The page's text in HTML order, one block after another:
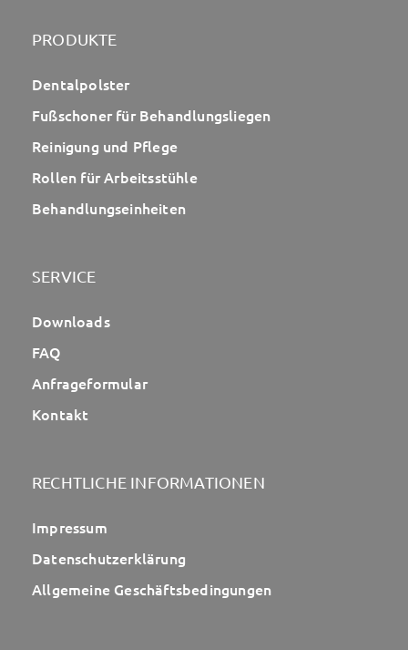
PRODUKTE
Dentalpolster
Fußschoner für Behandlungsliegen
Reinigung und Pflege
Rollen für Arbeitsstühle
Behandlungseinheiten
SERVICE
Downloads
FAQ
Anfrageformular
Kontakt
RECHTLICHE INFORMATIONEN
Impressum
Datenschutzerklärung
Allgemeine Geschäftsbedingungen